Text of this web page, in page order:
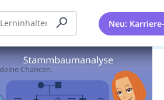
Neu:
Chancen.